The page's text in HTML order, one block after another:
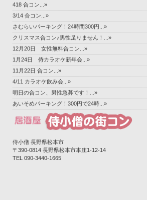
418 合コン...»
3/14 合コン...»
さむらいパーキング！24時間300円...»
クリスマス合コン♪男性足りません！...»
12月20日 女性無料合コン...»
1月24日 侍カラオケ新年会...»
11月22日 合コン...»
4/11 カラオケ飲み会...»
明日の合コン、男性急募です！...»
あいそめパーキング！300円で24時...»
侍小僧 長野県松本市
〒390-0814 長野県松本市本庄1-12-14‎
TEL 090-3440-1665